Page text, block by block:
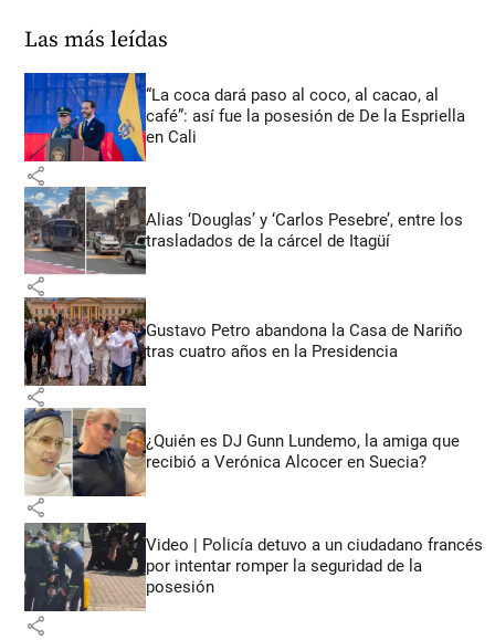
Las más leídas
“La coca dará paso al coco, al cacao, al
café”: así fue la posesión de De la Espriella
en Cali
share
Alias ‘Douglas’ y ‘Carlos Pesebre’, entre los
trasladados de la cárcel de Itagüí
share
Gustavo Petro abandona la Casa de Nariño
tras cuatro años en la Presidencia
share
¿Quién es DJ Gunn Lundemo, la amiga que
recibió a Verónica Alcocer en Suecia?
share
Video | Policía detuvo a un ciudadano francés
por intentar romper la seguridad de la
posesión
share